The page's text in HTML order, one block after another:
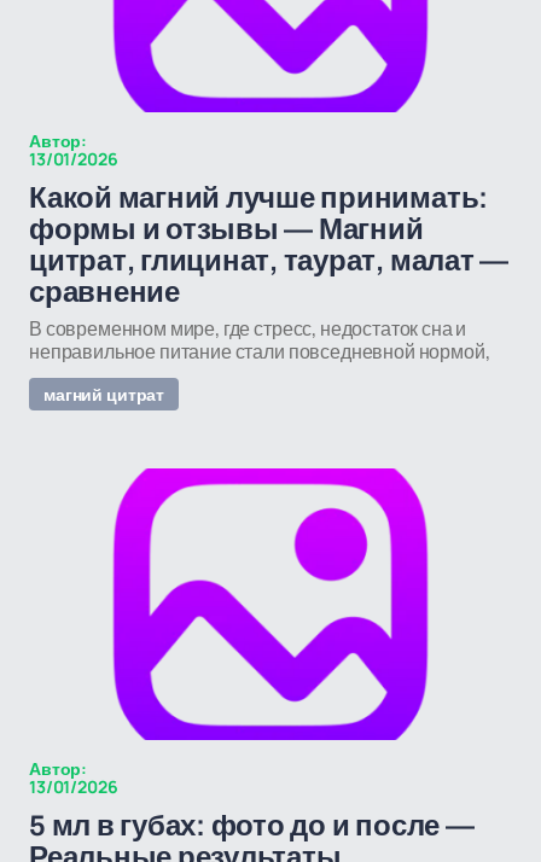
Автор:
13/01/2026
Какой магний лучше принимать:
формы и отзывы — Магний
цитрат, глицинат, таурат, малат —
сравнение
В современном мире, где стресс, недостаток сна и
неправильное питание стали повседневной нормой,
магний цитрат
Автор:
13/01/2026
5 мл в губах: фото до и после —